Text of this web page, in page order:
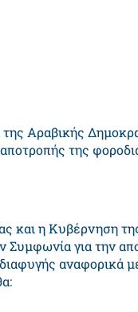
Αραβικής
της
και η Κυβέρνηση
για την
αναφορικά